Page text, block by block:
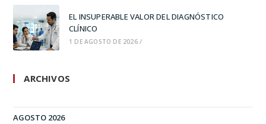
EL INSUPERABLE VALOR DEL DIAGNÓSTICO
CLÍNICO
1 DE AGOSTO DE 2026 /
ARCHIVOS
AGOSTO 2026